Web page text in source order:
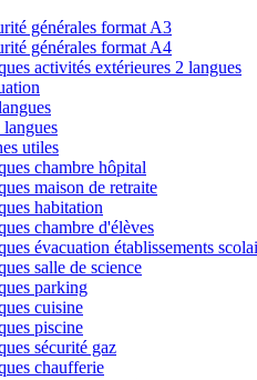
générales format A3
générales format A4
activités extérieures 2 langues
utiles
chambre hôpital
maison de retraite
habitation
chambre d'élèves
évacuation établissements
salle de science
parking
cuisine
piscine
sécurité gaz
chaufferie